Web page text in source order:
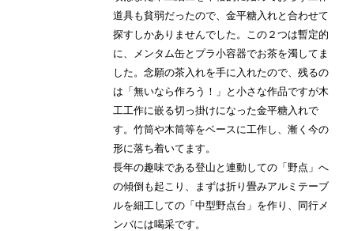
道具も貧弱だったので、金平糖入れと合わせて
探すしかありませんでした。この２つは暫定的
に、メンタム缶とプラ小容器でお茶を濁してま
した。念願の茶入れを手に入れたので、残るの
は「無いなら作ろう！」と小さな作品ですが木
工工作に嵌る切っ掛けになった金平糖入れで
す。竹筒や木筒等をベースに工作し、漸く今の
形に落ち着いてます。
長年の趣味である登山と連動しての「野点」へ
の傾倒も起こり、まずは折り畳みアルミテーブ
ルを細工しての「中型野点台」を作り、同行メ
ンバには喝采です。